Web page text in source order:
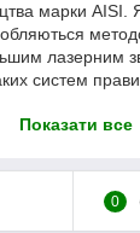
марки AISI.
лазерним
систем
0.6 мм, 0.8 мм,
Показати все
0